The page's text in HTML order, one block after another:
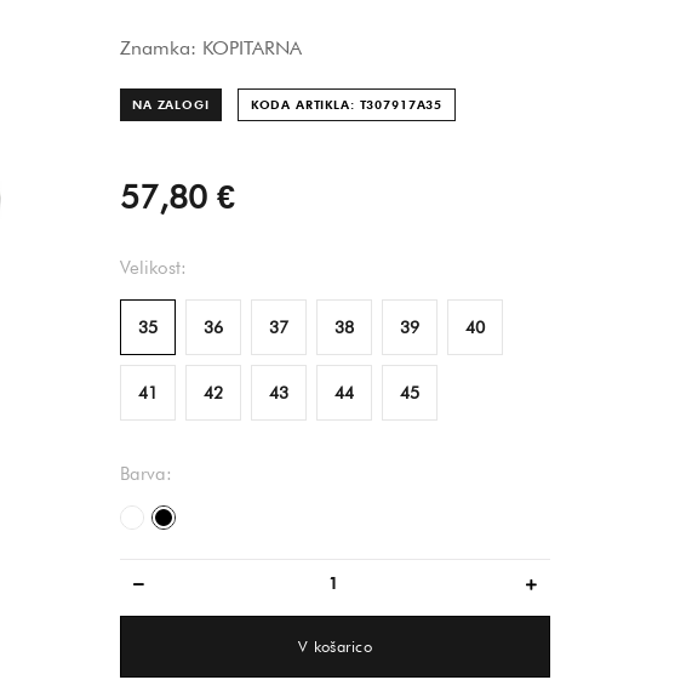
Znamka: KOPITARNA
NA ZALOGI KODA ARTIKLA: T307917A35
57,80 €
Velikost:
35 36 37 38 39 40
41 42 43 44 45
Barva:
belačrna
V košarico